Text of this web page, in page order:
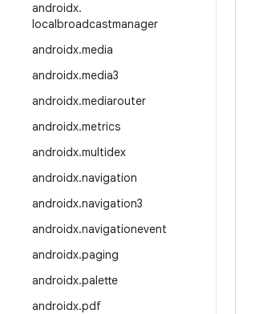
androidx.
localbroadcastmanager
androidx.media
androidx.media3
androidx.mediarouter
androidx.metrics
androidx.multidex
androidx.navigation
androidx.navigation3
androidx.navigationevent
androidx.paging
androidx.palette
androidx.pdf